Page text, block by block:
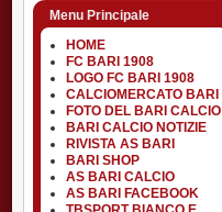
Menu Principale
HOME
FC BARI 1908
LOGO FC BARI 1908
CALCIOMERCATO BARI
FOTO DEL BARI CALCIO
BARI CALCIO NOTIZIE
RIVISTA AS BARI
BARI SHOP
AS BARI CALCIO
AS BARI FACEBOOK